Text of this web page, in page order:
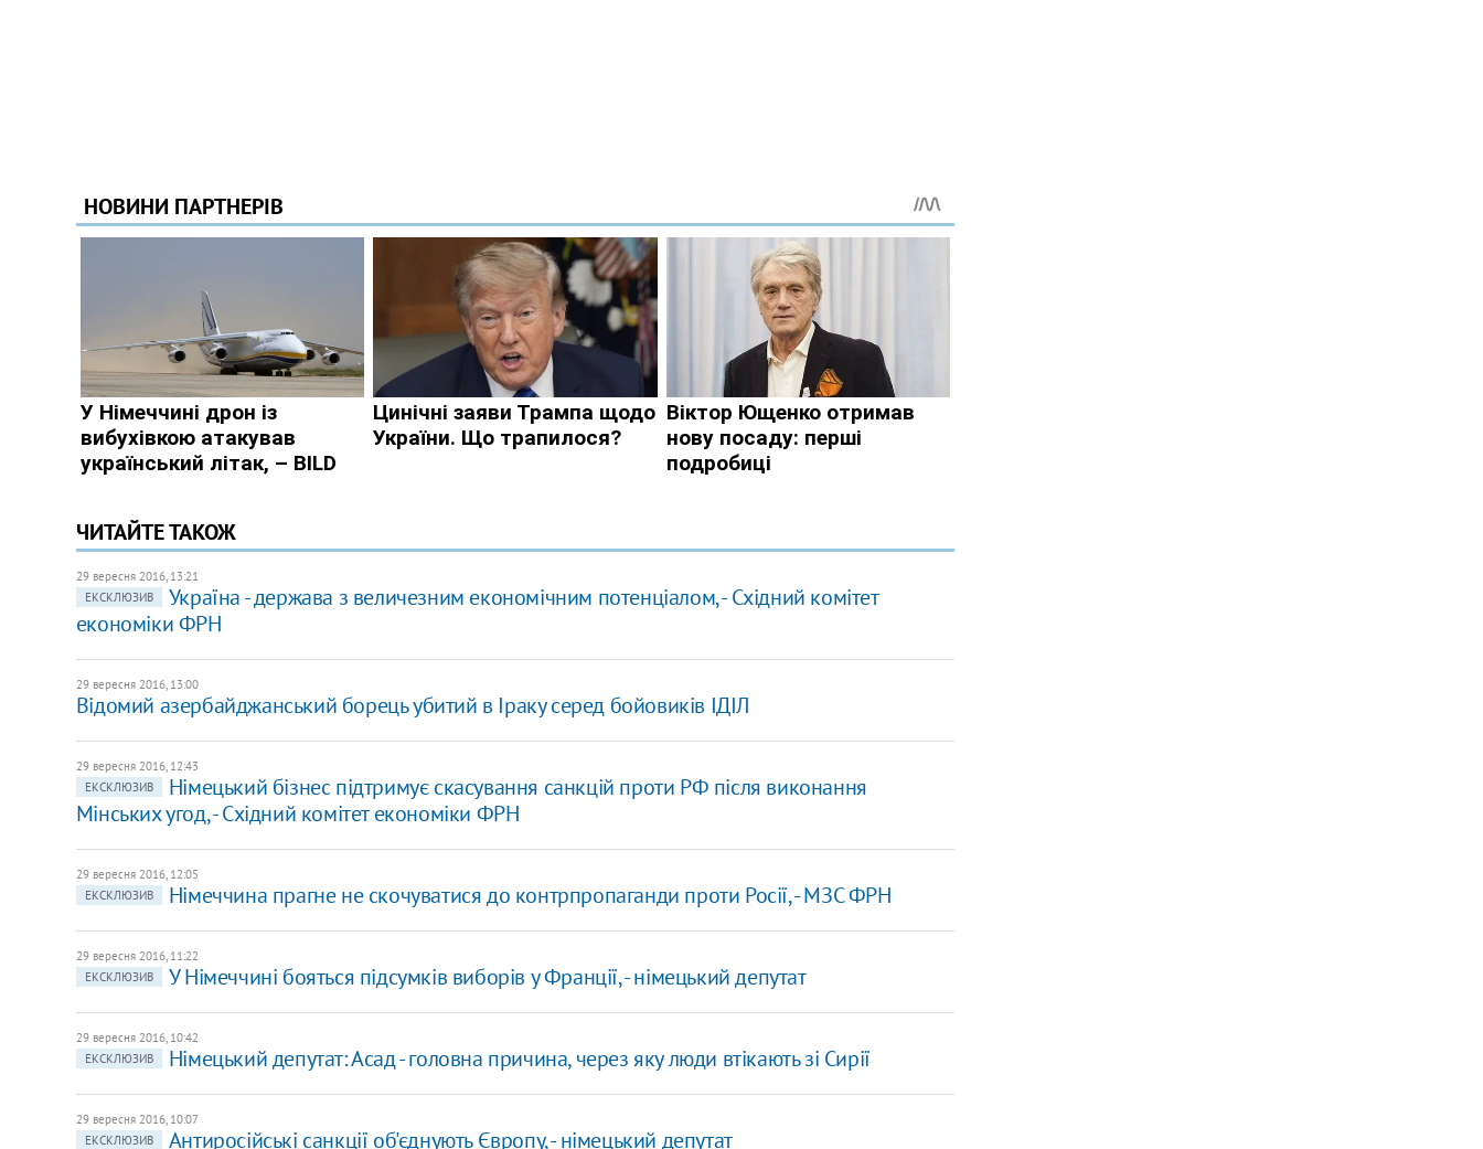
ЧИТАЙТЕ ТАКОЖ
29 вересня 2016, 13:21
ЕКСКЛЮЗИВ
Україна - держава з величезним економічним потенціалом, - Східний комітет
економіки ФРН
29 вересня 2016, 13:00
Відомий азербайджанський борець убитий в Іраку серед бойовиків ІДІЛ
29 вересня 2016, 12:43
ЕКСКЛЮЗИВ
Німецький бізнес підтримує скасування санкцій проти РФ після виконання
Мінських угод, - Східний комітет економіки ФРН
29 вересня 2016, 12:05
ЕКСКЛЮЗИВ
Німеччина прагне не скочуватися до контрпропаганди проти Росії, - МЗС ФРН
29 вересня 2016, 11:22
ЕКСКЛЮЗИВ
У Німеччині бояться підсумків виборів у Франції, - німецький депутат
29 вересня 2016, 10:42
ЕКСКЛЮЗИВ
Німецький депутат: Асад - головна причина, через яку люди втікають зі Сирії
29 вересня 2016, 10:07
ЕКСКЛЮЗИВ
Антиросійські санкції об'єднують Європу, - німецький депутат